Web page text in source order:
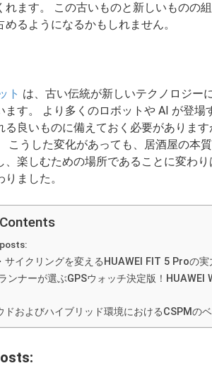
れます。 この古いものと新しいものの
めるようになるかもしれません。
ト は、古い伝統が新しいテクノロジー
ます。 より多くのロボットや AI が登
る良いものに備えておく必要がありま
こうした変化があっても、居酒屋の本
、楽しむための場所であることに変わ
ました。
サイクリングを変えるHUAWEI FIT 5 Proの実
ンナーが選ぶGPSウォッチ決定版！
ドおよびハイブリッド環境におけるCSPMの